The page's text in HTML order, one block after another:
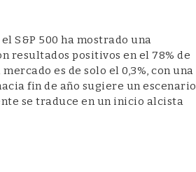
S&P 500 ha mostrado una
resultados positivos en el 78% de
es de solo el 0,3%, con una
fin de año sugiere un escenario
se traduce en un inicio alcista